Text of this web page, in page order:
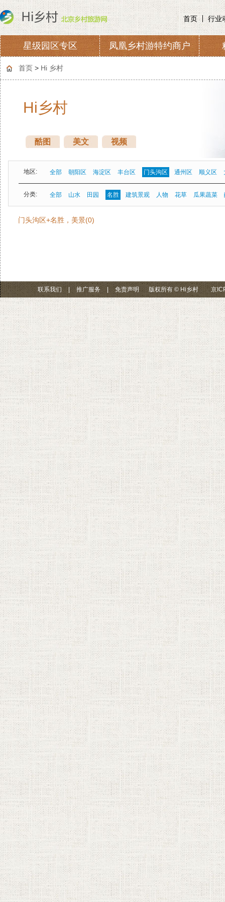
首页 行业
星级园区专区 凤凰乡村游特约商户
协会章程
首页 > Hi 乡村
Hi乡村
酷图 美文 视频
地区: 全部 朝阳区 海淀区 丰台区 门头沟区 通州区 顺义区
分类: 全部 山水 田园 名胜 建筑景观 人物 花草 瓜果蔬菜
门头沟区+名胜，美景(0)
联系我们 | 推广服务 免责声明 版权所有 © Hi乡村 京